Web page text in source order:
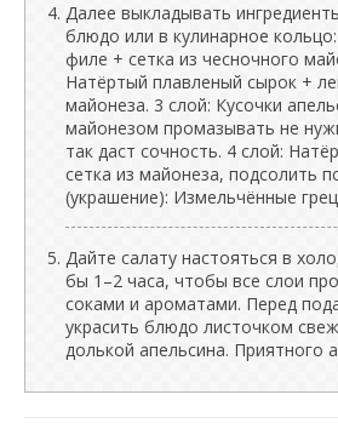
Далее выкладывать
блюдо или в кулинарное
филе + сетка из чесночного
Натёртый плавленый сырок +
майонеза. 3 слой: Кусочки
майонезом промазывать не
так даст сочность. 4 слой:
сетка из майонеза, подсолить
(украшение): Измельчённые
Дайте салату настояться в
бы 1–2 часа, чтобы все слои
соками и ароматами. Перед
украсить блюдо листочком
долькой апельсина. Приятного